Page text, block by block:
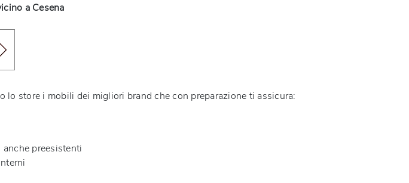
a Cesena
store i mobili dei migliori brand che con preparazione ti assicura:
preesistenti